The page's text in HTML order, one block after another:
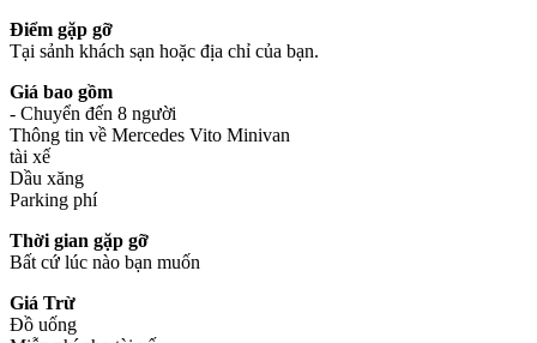
Điểm gặp gỡ
Tại sảnh khách sạn hoặc địa chỉ của bạn.
Giá bao gồm
- Chuyển đến 8 người
Thông tin về Mercedes Vito Minivan
tài xế
Dầu xăng
Parking phí
Thời gian gặp gỡ
Bất cứ lúc nào bạn muốn
Giá Trừ
Đồ uống